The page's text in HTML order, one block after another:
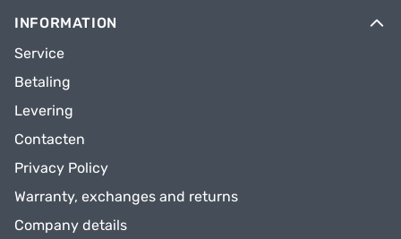
INFORMATION
Service
Betaling
Levering
Contacten
Privacy Policy
Warranty, exchanges and returns
Company details